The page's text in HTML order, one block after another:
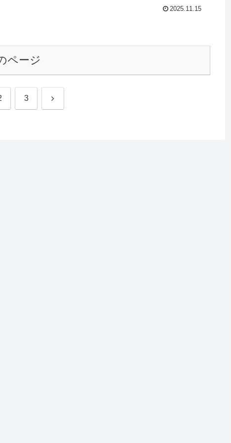
2025.11.15
ページ
3 次